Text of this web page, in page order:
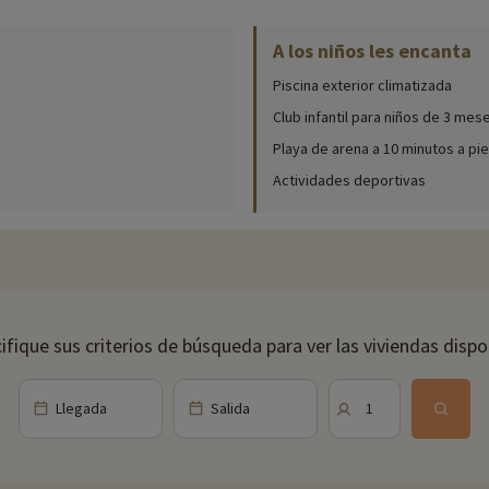
días en el club. Serán bienvenidos desde los 3 meses hasta los 17
deportivas.
clases de aquajump, veladas de baile, karaoke,
la vela, el kayak o el windsurf. Las condiciones de la costa pueden ser
cerca de los alojamientos: zoo, acuario, etc. Si ya hemos
descubrirlashaciendo clic aquí!
A los niños les encanta
Piscina exterior climatizada
Club infantil para niños de 3
Playa de arena a 10 minutos a pie
Actividades deportivas
sus criterios de búsqueda para ver las viviendas
Llegada Salida 1